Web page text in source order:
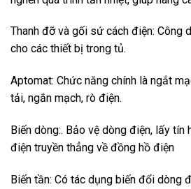
Thanh đỡ và gối sứ cách điện: Công
cho các thiết bị trong tủ.
Aptomat: Chức năng chính là ngắt
tải, ngắn mạch, rò điện.
Biến dòng:. Bảo vệ dòng điện, lấy tín
điện truyền thẳng về đồng hồ điện
Biến tần: Có tác dụng biến đổi dòng